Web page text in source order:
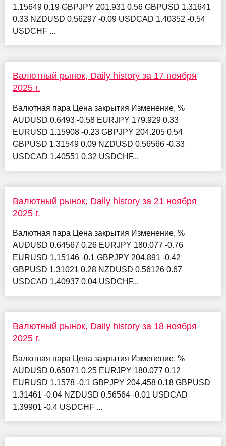
1.15649 0.19 GBPJPY 201.931 0.56 GBPUSD 1.31641
0.33 NZDUSD 0.56297 -0.09 USDCAD 1.40352 -0.54
USDCHF ...
Валютный рынок, Daily history за 17 ноября
2025 г.
Валютная пара Цена закрытия Изменение, %
AUDUSD 0.6493 -0.58 EURJPY 179.929 0.33
EURUSD 1.15908 -0.23 GBPJPY 204.205 0.54
GBPUSD 1.31549 0.09 NZDUSD 0.56566 -0.33
USDCAD 1.40551 0.32 USDCHF...
Валютный рынок, Daily history за 21 ноября
2025 г.
Валютная пара Цена закрытия Изменение, %
AUDUSD 0.64567 0.26 EURJPY 180.077 -0.76
EURUSD 1.15146 -0.1 GBPJPY 204.891 -0.42
GBPUSD 1.31021 0.28 NZDUSD 0.56126 0.67
USDCAD 1.40937 0.04 USDCHF...
Валютный рынок, Daily history за 18 ноября
2025 г.
Валютная пара Цена закрытия Изменение, %
AUDUSD 0.65071 0.25 EURJPY 180.077 0.12
EURUSD 1.1578 -0.1 GBPJPY 204.458 0.18 GBPUSD
1.31461 -0.04 NZDUSD 0.56564 -0.01 USDCAD
1.39901 -0.4 USDCHF ...